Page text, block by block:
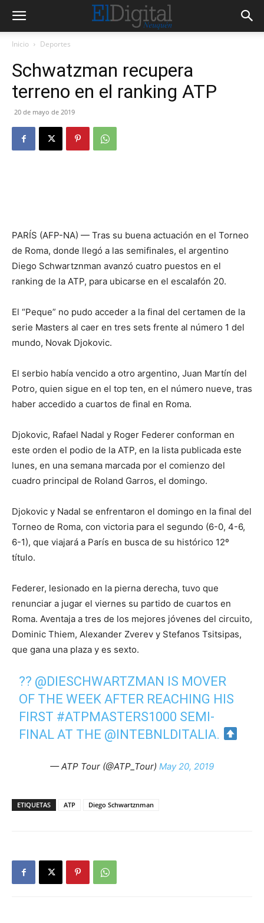
Inicio Deportes
Schwatzman recupera
terreno en el ranking ATP
20 de mayo de 2019
PARÍS (AFP-NA) — Tras su buena actuación en el Torneo
de Roma, donde llegó a las semifinales, el argentino
Diego Schwartznman avanzó cuatro puestos en el
ranking de la ATP, para ubicarse en el escalafón 20.
El “Peque” no pudo acceder a la final del certamen de la
serie Masters al caer en tres sets frente al número 1 del
mundo, Novak Djokovic.
El serbio había vencido a otro argentino, Juan Martín del
Potro, quien sigue en el top ten, en el número nueve, tras
haber accedido a cuartos de final en Roma.
Djokovic, Rafael Nadal y Roger Federer conforman en
este orden el podio de la ATP, en la lista publicada este
lunes, en una semana marcada por el comienzo del
cuadro principal de Roland Garros, el domingo.
Djokovic y Nadal se enfrentaron el domingo en la final del
Torneo de Roma, con victoria para el segundo (6-0, 4-6,
6-1), que viajará a París en busca de su histórico 12º
título.
Federer, lesionado en la pierna derecha, tuvo que
renunciar a jugar el viernes su partido de cuartos en
Roma. Aventaja a tres de los mejores jóvenes del circuito,
Dominic Thiem, Alexander Zverev y Stefanos Tsitsipas,
que gana una plaza y es sexto.
?? @DIESCHWARTZMAN IS MOVER
OF THE WEEK AFTER REACHING HIS
FIRST #ATPMASTERS1000 SEMI-
FINAL AT THE @INTEBNLDITALIA.
— ATP Tour (@ATP_Tour) May 20, 2019
ETIQUETAS ATP Diego Schwartznman